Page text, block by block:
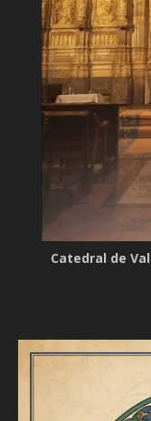
Catedral de